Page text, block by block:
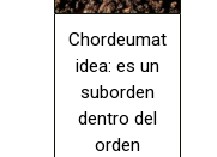
Chordeumat
idea: es un
suborden
dentro del
orden